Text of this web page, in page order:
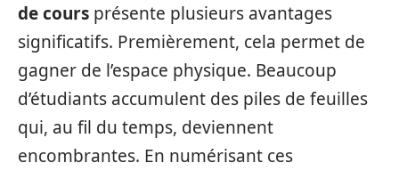
de cours présente plusieurs avantages
significatifs. Premièrement, cela permet de
gagner de l’espace physique. Beaucoup
d’étudiants accumulent des piles de feuilles
qui, au fil du temps, deviennent
encombrantes. En numérisant ces